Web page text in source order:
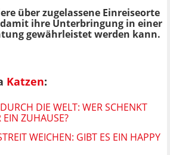
über zugelassene Einreiseorte
ihre Unterbringung in einer
gewährleistet werden kann.
Katzen:
DIE WELT: WER SCHENKT
EIN ZUHAUSE?
WEICHEN: GIBT ES EIN HAPPY